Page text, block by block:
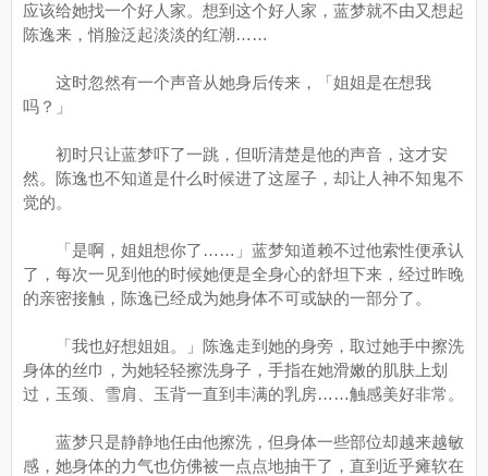
应该给她找一个好人家。想到这个好人家，蓝梦就不由又想起
陈逸来，悄脸泛起淡淡的红潮……
这时忽然有一个声音从她身后传来，「姐姐是在想我
吗？」
初时只让蓝梦吓了一跳，但听清楚是他的声音，这才安
然。陈逸也不知道是什么时候进了这屋子，却让人神不知鬼不
觉的。
「是啊，姐姐想你了……」蓝梦知道赖不过他索性便承认
了，每次一见到他的时候她便是全身心的舒坦下来，经过昨晚
的亲密接触，陈逸已经成为她身体不可或缺的一部分了。
「我也好想姐姐。」陈逸走到她的身旁，取过她手中擦洗
身体的丝巾，为她轻轻擦洗身子，手指在她滑嫩的肌肤上划
过，玉颈、雪肩、玉背一直到丰满的乳房……触感美好非常。
蓝梦只是静静地任由他擦洗，但身体一些部位却越来越敏
感，她身体的力气也仿佛被一点点地抽干了，直到近乎瘫软在